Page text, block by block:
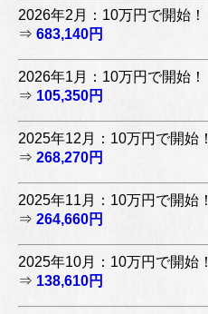
2026年2月：10万円で開始！
⇒ 683,140円
2026年1月：10万円で開始！
⇒ 105,350円
2025年12月：10万円で開始！
⇒ 268,270円
2025年11月：10万円で開始！
⇒ 264,660円
2025年10月：10万円で開始！
⇒ 138,610円